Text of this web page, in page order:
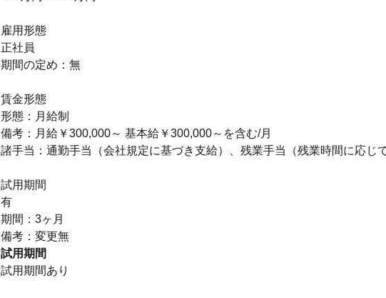
雇用形態
正社員
期間の定め：無
賃金形態
形態：月給制
備考：月給￥300,000～ 基本給￥300,000～を含む/月
諸手当：通勤手当（会社規定に基づき支給）、残業手当（残業時間に応じ
試用期間
有
期間：3ヶ月
備考：変更無
試用期間
試用期間あり